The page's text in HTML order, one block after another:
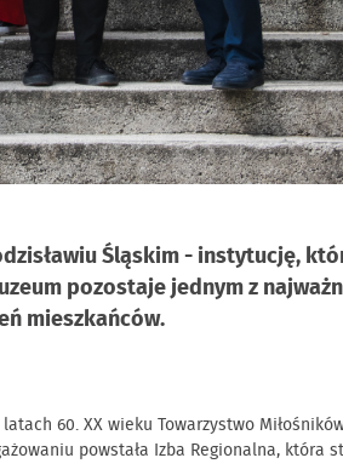
Śląskim - instytucję,
pozostaje jednym z
mieszkańców.
60. XX wieku Towarzystwo
powstała Izba Regionalna, która